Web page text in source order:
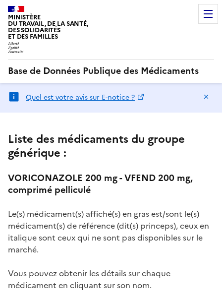
MINISTÈRE
DU TRAVAIL, DE LA SANTÉ,
DES SOLIDARITÉS
ET DES FAMILLES
Base de Données Publique des Médicaments
Quel est votre avis sur E-notice ?
Liste des médicaments du groupe
générique :
VORICONAZOLE 200 mg - VFEND 200 mg,
comprimé pelliculé
Le(s) médicament(s) affiché(s) en gras est/sont le(s)
médicament(s) de référence (dit(s) princeps), ceux en
italique sont ceux qui ne sont pas disponibles sur le
marché.
Vous pouvez obtenir les détails sur chaque
médicament en cliquant sur son nom.